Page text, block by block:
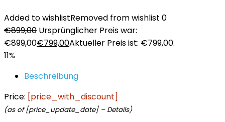
Added to wishlistRemoved from wishlist 0
€899,00 Ursprünglicher Preis war:
€899,00€799,00Aktueller Preis ist: €799,00.
11%
Beschreibung
Price: [price_with_discount]
(as of [price_update_date] – Details)